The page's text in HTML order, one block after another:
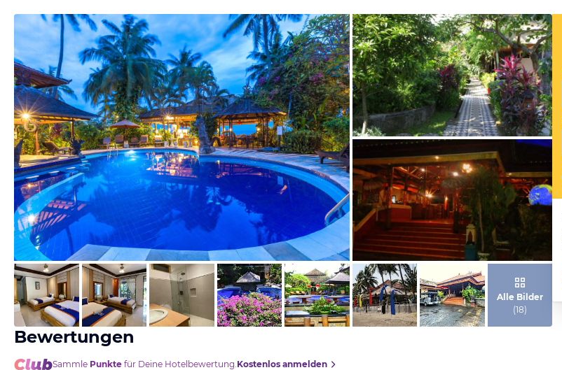
von Expedia
von Expedia
von Expedia
Alle Bilder
(18)
Bewertungen
Sammle Punkte für Deine Hotelbewertung.Kostenlos anmelden